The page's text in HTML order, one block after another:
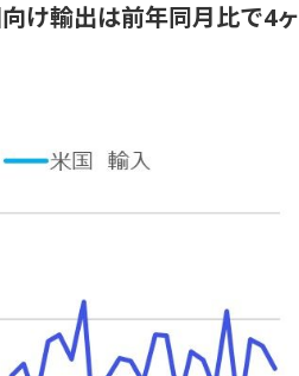
け輸出は前年同月比で4ヶ